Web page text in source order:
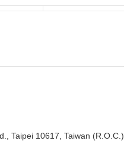
Taipei 10617, Taiwan (R.O.C.)